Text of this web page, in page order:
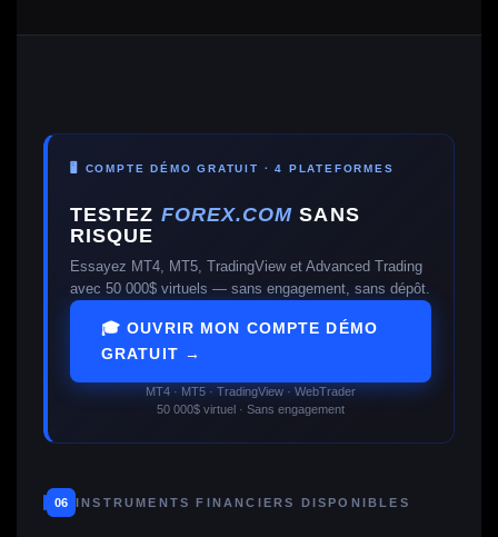
🖥️ COMPTE DÉMO GRATUIT · 4 PLATEFORMES
TESTEZ FOREX.COM SANS
RISQUE
Essayez MT4, MT5, TradingView et Advanced Trading
avec 50 000$ virtuels — sans engagement, sans dépôt.
🎓 OUVRIR MON COMPTE DÉMO
GRATUIT →
MT4 · MT5 · TradingView · WebTrader
50 000$ virtuel · Sans engagement
06 INSTRUMENTS FINANCIERS DISPONIBLES